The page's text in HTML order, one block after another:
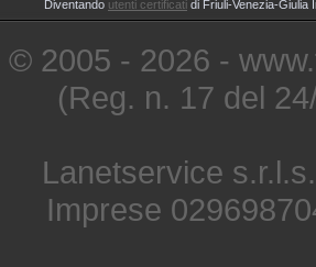
Diventando utenti certificati di Friuli-Venezia-Giulia
© 2005 - 2026 -
(Reg. n. 17 del
Lanetservice
Imprese